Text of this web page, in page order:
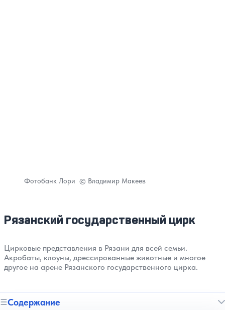
Рязанский государственный цирк
Цирковые представления в Рязани для всей семьи.
Акробаты, клоуны, дрессированные животные и многое
другое на арене Рязанского государственного цирка.
Содержание
Фотобанк Лори © Владимир Макеев